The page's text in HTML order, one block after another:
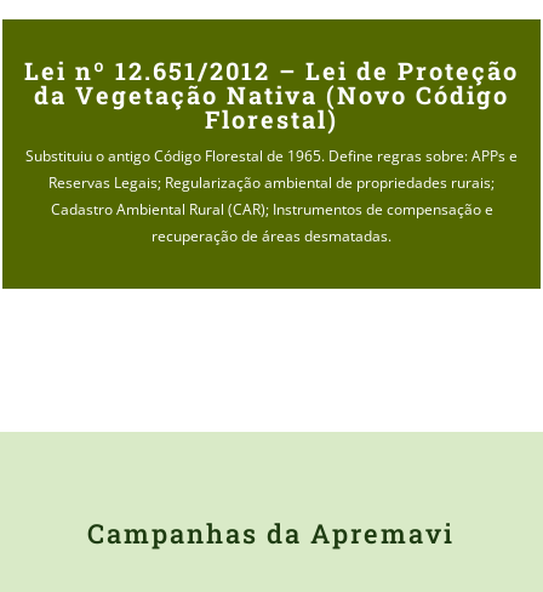
Lei nº 12.651/2012 – Lei de Proteção
da Vegetação Nativa (Novo Código
Florestal)
Substituiu o antigo Código Florestal de 1965. Define regras sobre:APPs e
Reservas Legais; Regularização ambiental de propriedades rurais;
Cadastro Ambiental Rural (CAR); Instrumentos de compensação e
recuperação de áreas desmatadas.
Campanhas da Apremavi